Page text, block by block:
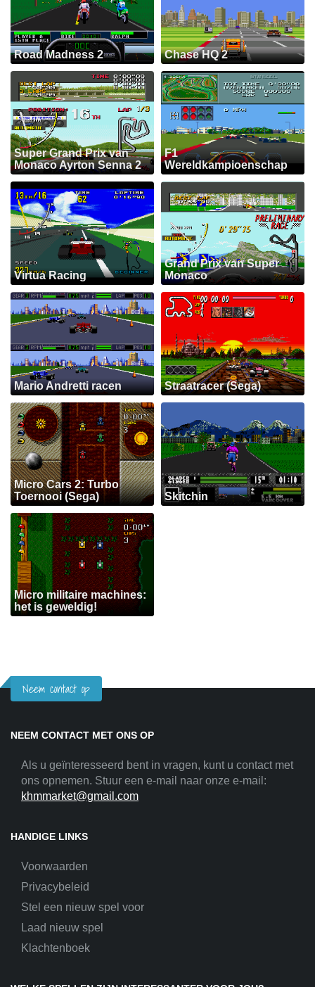
Road Madness 2 Chase HQ 2
Super Grand Prix van
Monaco Ayrton Senna 2
F1
Wereldkampioenschap
Virtua Racing
Grand Prix van Super
Monaco
Mario Andretti racen Straatracer (Sega)
Micro Cars 2: Turbo
Toernooi (Sega)
Skitchin
Micro militaire machines:
het is geweldig!
Neem contact op
NEEM CONTACT MET ONS OP
Als u geïnteresseerd bent in vragen, kunt u contact met
ons opnemen. Stuur een e-mail naar onze e-mail:
khmmarket@gmail.com
HANDIGE LINKS
Voorwaarden
Privacybeleid
Stel een nieuw spel voor
Laad nieuw spel
Klachtenboek